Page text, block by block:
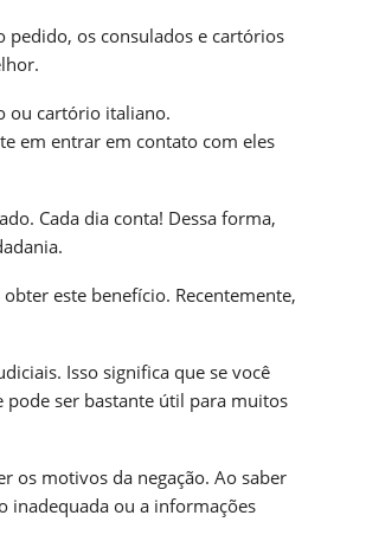
pedido, os consulados e cartórios
ou cartório italiano.
em entrar em contato com eles
Cada dia conta! Dessa forma,
este benefício. Recentemente,
Isso significa que se você
pode ser bastante útil para muitos
os motivos da negação. Ao saber
inadequada ou a informações